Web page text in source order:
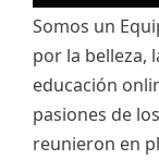
Somos un
por la belleza,
educación
pasiones de
reunieron en